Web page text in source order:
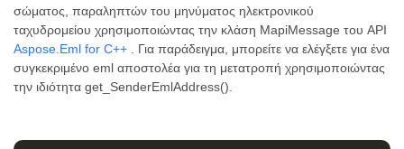
σώματος, παραληπτών του μηνύματος ηλεκτρονικού
ταχυδρομείου χρησιμοποιώντας την κλάση MapiMessage του API
Aspose.Eml for C++ . Για παράδειγμα, μπορείτε να ελέγξετε για ένα
συγκεκριμένο eml αποστολέα για τη μετατροπή χρησιμοποιώντας
την ιδιότητα get_SenderEmlAddress().